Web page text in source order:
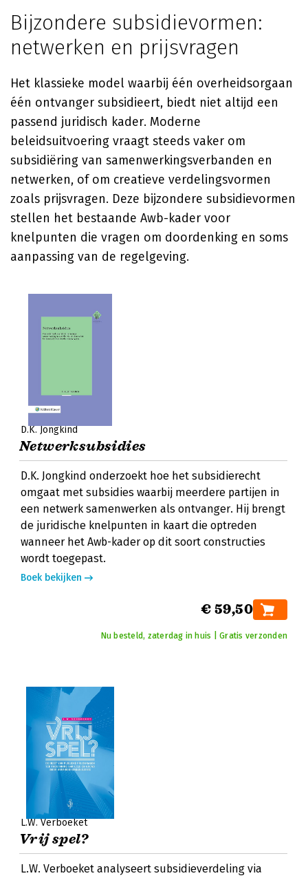
Bijzondere subsidievormen:
netwerken en prijsvragen
Het klassieke model waarbij één overheidsorgaan
één ontvanger subsidieert, biedt niet altijd een
passend juridisch kader. Moderne
beleidsuitvoering vraagt steeds vaker om
subsidiëring van samenwerkingsverbanden en
netwerken, of om creatieve verdelingsvormen
zoals prijsvragen. Deze bijzondere subsidievormen
stellen het bestaande Awb-kader voor
knelpunten die vragen om doordenking en soms
aanpassing van de regelgeving.
D.K. Jongkind
Netwerksubsidies
D.K. Jongkind onderzoekt hoe het subsidierecht
omgaat met subsidies waarbij meerdere partijen in
een netwerk samenwerken als ontvanger. Hij brengt
de juridische knelpunten in kaart die optreden
wanneer het Awb-kader op dit soort constructies
wordt toegepast.
Boek bekijken
€ 59,50
Nu besteld, zaterdag in huis | Gratis verzonden
L.W. Verboeket
Vrij spel?
L.W. Verboeket analyseert subsidieverdeling via